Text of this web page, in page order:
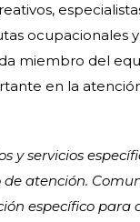
ocupacionales
miembro del
en la
y servicios
atención.
específico para